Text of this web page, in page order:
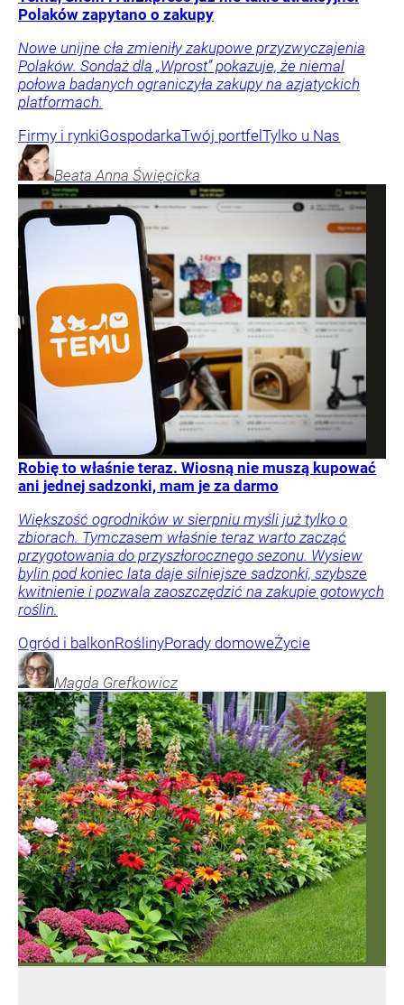
Polaków zapytano o zakupy
Nowe unijne cła zmieniły zakupowe przyzwyczajenia
Polaków. Sondaż dla „Wprost” pokazuje, że niemal
połowa badanych ograniczyła zakupy na azjatyckich
platformach.
Firmy i rynkiGospodarkaTwój portfel Tylko u Nas
Beata Anna Święcicka
Robię to właśnie teraz. Wiosną nie muszą kupować
ani jednej sadzonki, mam je za darmo
Większość ogrodników w sierpniu myśli już tylko o
zbiorach. Tymczasem właśnie teraz warto zacząć
przygotowania do przyszłorocznego sezonu. Wysiew
bylin pod koniec lata daje silniejsze sadzonki, szybsze
kwitnienie i pozwala zaoszczędzić na zakupie gotowych
roślin.
Ogród i balkonRoślinyPorady domoweŻycie
Magda Grefkowicz